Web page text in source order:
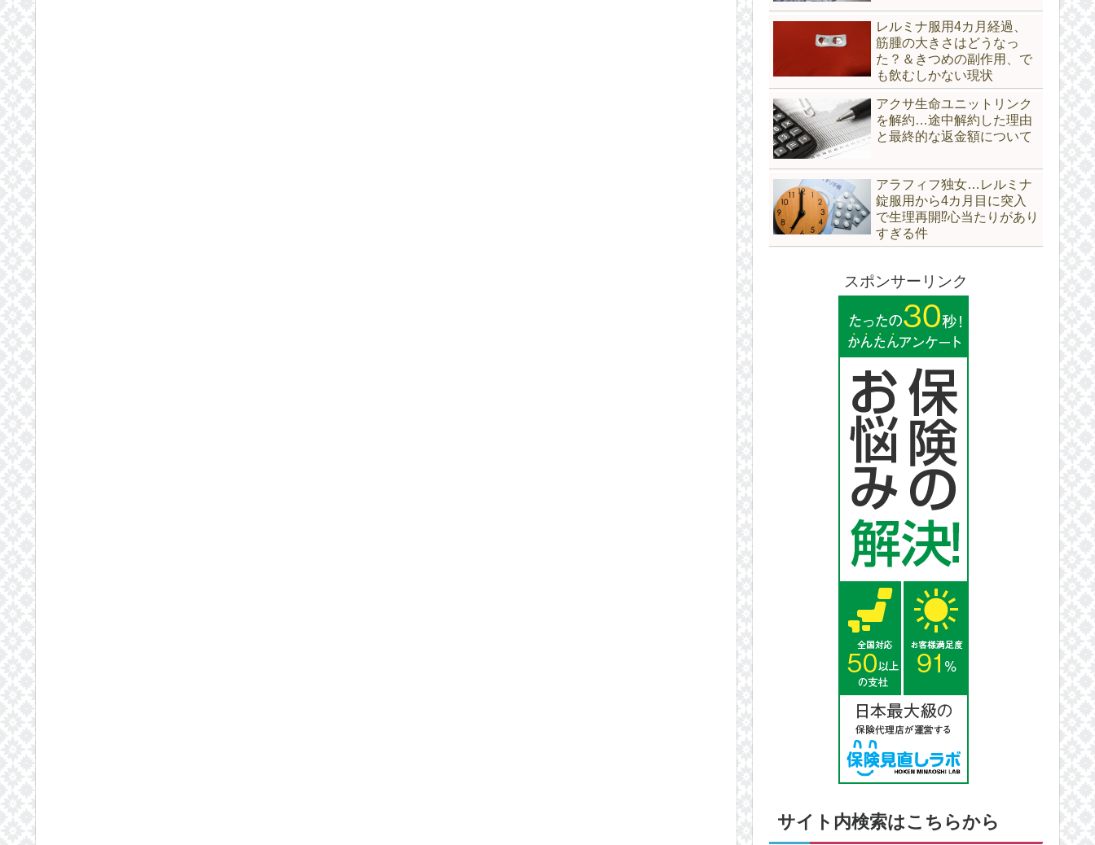
レルミナ服用4カ月経過、
筋腫の大きさはどうなっ
た？＆きつめの副作用、で
も飲むしかない現状
アクサ生命ユニットリンク
を解約…途中解約した理由
と最終的な返金額について
アラフィフ独女…レルミナ
錠服用から4カ月目に突入
で生理再開⁉心当たりがあり
すぎる件
スポンサーリンク
サイト内検索はこちらから